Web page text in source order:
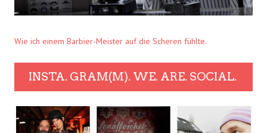
Wie ich einem Barbier-Meister auf die Scheren fühlte.
INSTA. GRAM(M). WE. ARE. SOCIAL.